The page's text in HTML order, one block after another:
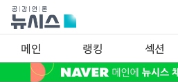
메인 랭킹 섹션